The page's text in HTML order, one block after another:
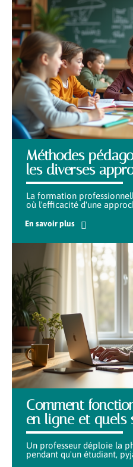
Méthodes
les diverses
La formation
où l'efficacité d'une
En savoir plus
Comment
en ligne et quels
Un professeur déploie la
pendant qu'un étudiant,